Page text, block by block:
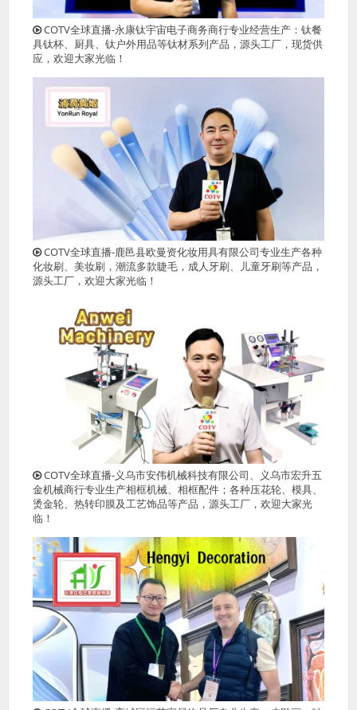
COTV全球直播-永康钛宇宙电子商务商行专业经营生产：钛餐
具钛杯、厨具、钛户外用品等钛材系列产品，源头工厂，现货供
应，欢迎大家光临！
COTV全球直播-鹿邑县欧曼资化妆用具有限公司专业生产各种
化妆刷、美妆刷，潮流多款睫毛，成人牙刷、儿童牙刷等产品，
源头工厂，欢迎大家光临！
COTV全球直播-义乌市安伟机械科技有限公司、义乌市宏升五
金机械商行专业生产相框机械、相框配件；各种压花轮、模具、
烫金轮、热转印膜及工艺饰品等产品，源头工厂，欢迎大家光
临！